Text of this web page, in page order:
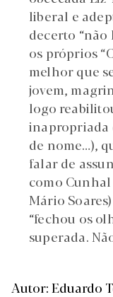
liberal e
decerto “não
os próprios
melhor que
jovem,
logo
inapropriada
de nome…),
falar de
como
Mário
“fechou os
superada.
Autor: Eduardo